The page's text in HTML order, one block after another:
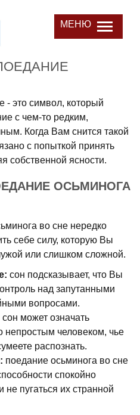
МЕНЮ
- это символ, который
с чем-то редким,
Когда Вам снится такой
с попыткой принять
собственной ясности.
ОСЬМИНОГА
во сне нередко
себе силу, которую Вы
или слишком сложной.
сон подсказывает, что Вы
над запутанными
вопросами.
сон может означать
непростым человеком, чье
распознать.
поедание осьминога во сне
спокойно
пугаться их странной